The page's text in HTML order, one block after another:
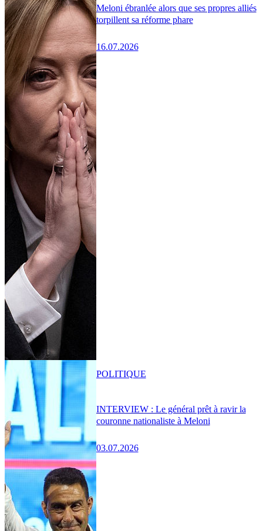
Meloni ébranlée alors que ses propres alliés
torpillent sa réforme phare
16.07.2026
INTERVIEW : Le général prêt à ravir la
couronne nationaliste à Meloni
03.07.2026
POLITIQUE